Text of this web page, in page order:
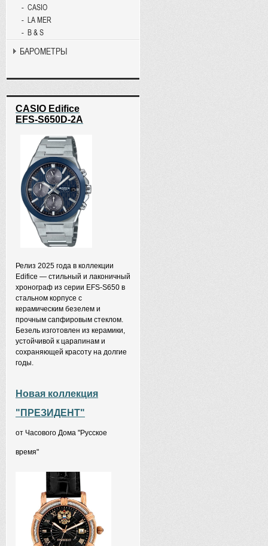
CASIO
LA MER
B & S
БАРОМЕТРЫ
CASIO Edifice
EFS-S650D-2A
Релиз 2025 года в коллекции
Edifice — стильный и лаконичный
хронограф из серии EFS-S650 в
стальном корпусе с
керамическим безелем и
прочным сапфировым стеклом.
Безель изготовлен из керамики,
устойчивой к царапинам и
сохраняющей красоту на долгие
годы.
Новая коллекция
"ПРЕЗИДЕНТ"
от Часового Дома "Русское
время"